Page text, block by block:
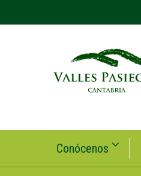
Conócenos